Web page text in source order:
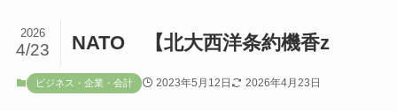
NATO 【北大西洋条約機香z
2026
4/23
ビジネス・企業・会計 2023年5月12日 2026年4月23日